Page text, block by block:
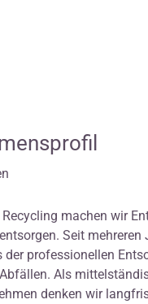
machen wir
Seit mehreren
der professionellen
Als
denken wir